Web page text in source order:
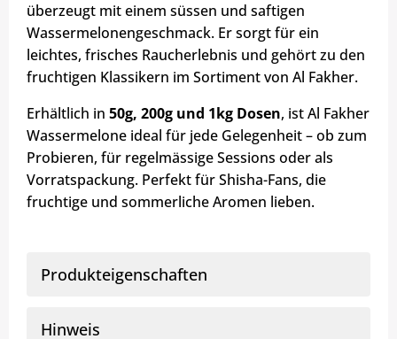
überzeugt mit einem süssen und saftigen
Wassermelonengeschmack. Er sorgt für ein
leichtes, frisches Raucherlebnis und gehört zu den
fruchtigen Klassikern im Sortiment von Al Fakher.
Erhältlich in 50g, 200g und 1kg Dosen, ist Al Fakher
Wassermelone ideal für jede Gelegenheit – ob zum
Probieren, für regelmässige Sessions oder als
Vorratspackung. Perfekt für Shisha-Fans, die
fruchtige und sommerliche Aromen lieben.
Produkteigenschaften
Hinweis